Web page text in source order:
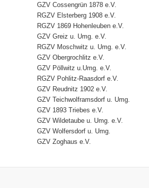
GZV Cossengrün 1878 e.V.
RGZV Elsterberg 1908 e.V.
RGZV 1869 Hohenleuben e.V.
GZV Greiz u. Umg. e.V.
RGZV Moschwitz u. Umg. e.V.
GZV Obergrochlitz e.V.
GZV Pöllwitz u.Umg. e.V.
RGZV Pohlitz-Raasdorf e.V.
GZV Reudnitz 1902 e.V.
GZV Teichwolframsdorf u. Umg.
GZV 1893 Triebes e.V.
GZV Wildetaube u. Umg. e.V.
GZV Wolfersdorf u. Umg.
GZV Zoghaus e.V.